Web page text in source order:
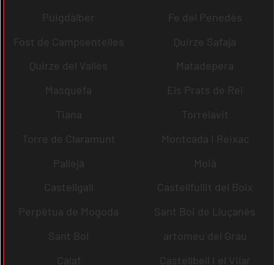
Puigdàlber
Fe del Penedès
Fost de Campsentelles
Quirze Safaja
Quirze del Vallès
Matadepera
Masquefa
Els Prats de Rei
Tiana
Torrelavit
Torre de Claramunt
Montcada i Reixac
Pallejà
Moià
Castellgalí
Castellfullit del Boix
Perpètua de Mogoda
Sant Boi de Lluçanès
Sant Boi
artomeu del Grau
Calaf
Castellbell i el Vilar